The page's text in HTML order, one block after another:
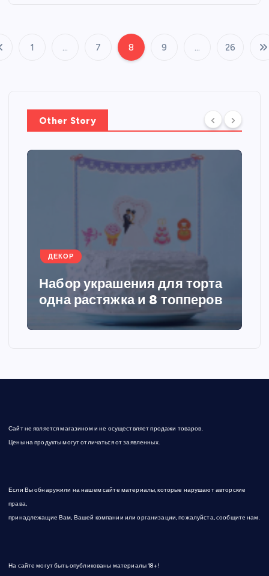
П
и
н
а
и
я
з
п
с
й
1 … 7 8 9 … 26
Other Story
ДЕКОР
Набор украшения для торта
одна растяжка и 8 топперов
Сайт не является магазином и не осуществляет продажи товаров.
Цены на продукты могут отличаться от заявленных.
Если Вы обнаружили на нашем сайте материалы, которые нарушают авторские
права,
принадлежащие Вам, Вашей компании или организации, пожалуйста, сообщите нам.
На сайте могут быть опубликованы материалы 18+!